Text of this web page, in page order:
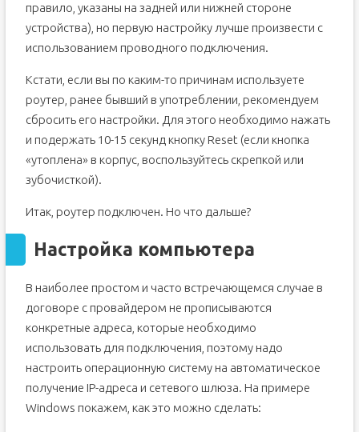
правило, указаны на задней или нижней стороне
устройства), но первую настройку лучше произвести с
использованием проводного подключения.
Кстати, если вы по каким-то причинам используете
роутер, ранее бывший в употреблении, рекомендуем
сбросить его настройки. Для этого необходимо нажать
и подержать 10-15 секунд кнопку Reset (если кнопка
«утоплена» в корпус, воспользуйтесь скрепкой или
зубочисткой).
Итак, роутер подключен. Но что дальше?
Настройка компьютера
В наиболее простом и часто встречающемся случае в
договоре с провайдером не прописываются
конкретные адреса, которые необходимо
использовать для подключения, поэтому надо
настроить операционную систему на автоматическое
получение IP-адреса и сетевого шлюза. На примере
Windows покажем, как это можно сделать: